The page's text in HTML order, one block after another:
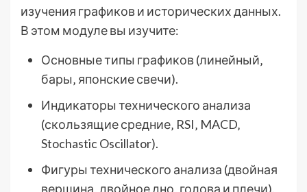
изучения графиков и исторических данных.
В этом модуле вы изучите:
Основные типы графиков (линейный‚
бары‚ японские свечи).
Индикаторы технического анализа
(скользящие средние‚ RSI‚ MACD‚
Stochastic Oscillator).
Фигуры технического анализа (двойная
вершина‚ двойное дно‚ голова и плечи).